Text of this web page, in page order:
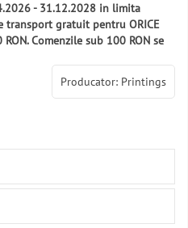
- 31.12.2028 in limita
gratuit pentru ORICE
Comenzile sub 100 RON se
Producator: Printings